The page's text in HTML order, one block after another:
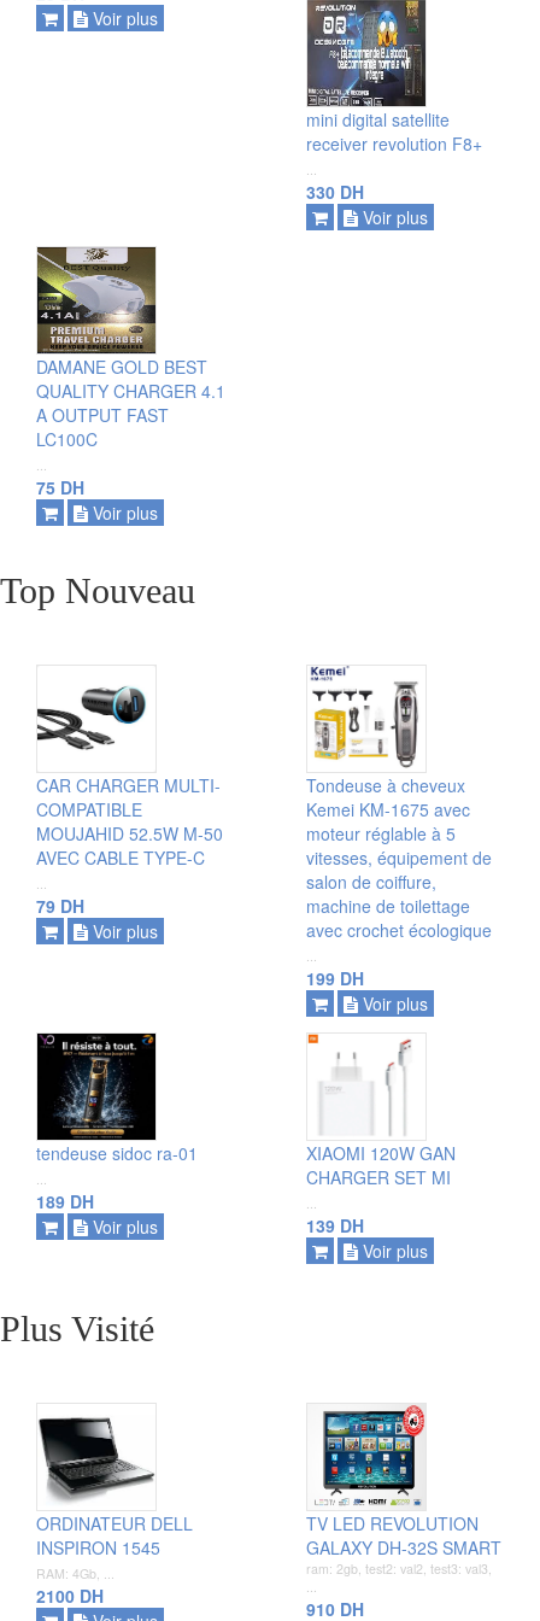
Voir plus
ajouter
voir plus
mini digital satellite
receiver revolution F8+
...
330 DH
Voir plus
ajouter
voir plus
DAMANE GOLD BEST
QUALITY CHARGER 4.1
A OUTPUT FAST
LC100C
...
75 DH
Voir plus
Top Nouveau
voir plus
CAR CHARGER MULTI-
COMPATIBLE
MOUJAHID 52.5W M-50
AVEC CABLE TYPE-C
...
79 DH
Voir plus
ajouter
voir plus
Tondeuse à cheveux
Kemei KM-1675 avec
moteur réglable à 5
vitesses, équipement de
salon de coiffure,
machine de toilettage
avec crochet écologique
...
199 DH
Voir plus
ajouter
tendeuse sidoc ra-01
...
189 DH
Voir plus
voir plus
XIAOMI 120W GAN
CHARGER SET MI
...
139 DH
Voir plus
Plus Visité
ajouter
voir plus
ORDINATEUR DELL
INSPIRON 1545
RAM: 4Gb, ...
2100 DH
ajouter
voir plus
TV LED REVOLUTION
GALAXY DH-32S SMART
ram: 2gb, test2: val2, test3: val3,
...
910 DH